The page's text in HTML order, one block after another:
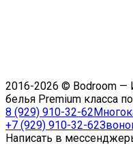
2016-2026 © Bodroom —
белья Premium класса
8 (929) 910-32-62
+7 (929) 910-32-62
Написать в